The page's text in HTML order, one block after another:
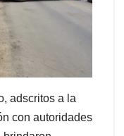
adscritos a la
con autoridades